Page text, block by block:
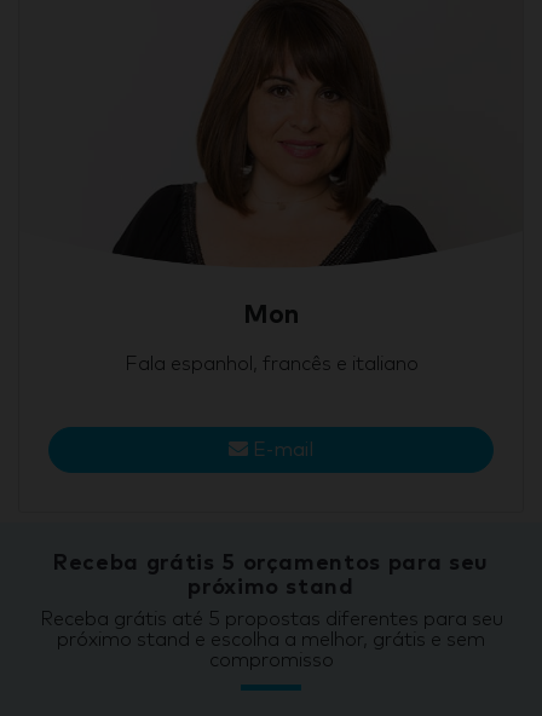
Mon
Fala espanhol, francês e italiano
E-mail
Receba grátis 5 orçamentos para seu
próximo stand
Receba grátis até 5 propostas diferentes para seu
próximo stand e escolha a melhor, grátis e sem
compromisso